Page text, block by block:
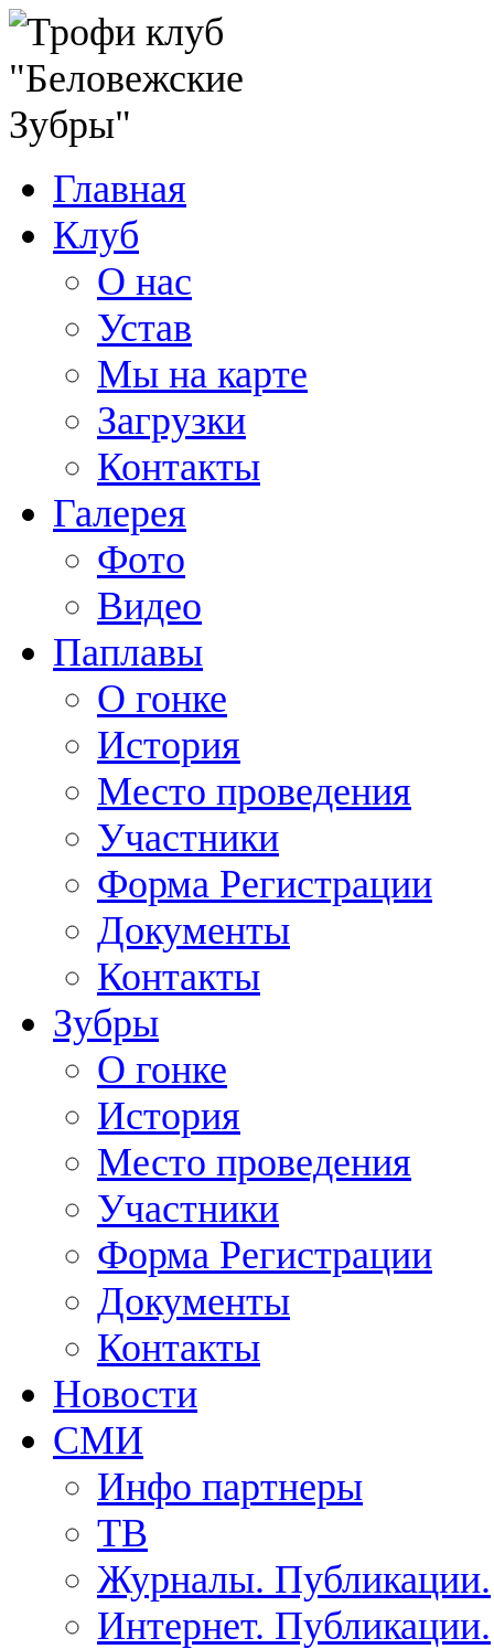
Главная
Клуб
О нас
Устав
Мы на карте
Загрузки
Контакты
Галерея
Фото
Видео
Паплавы
О гонке
История
Место проведения
Участники
Форма Регистрации
Документы
Контакты
Зубры
О гонке
История
Место проведения
Участники
Форма Регистрации
Документы
Контакты
Новости
СМИ
Инфо партнеры
ТВ
Журналы. Публикации.
Интернет. Публикации.